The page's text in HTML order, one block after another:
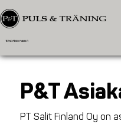
TERVEYTESIHYVAKSI.FI
P&T
PT Salit Finland Oy on